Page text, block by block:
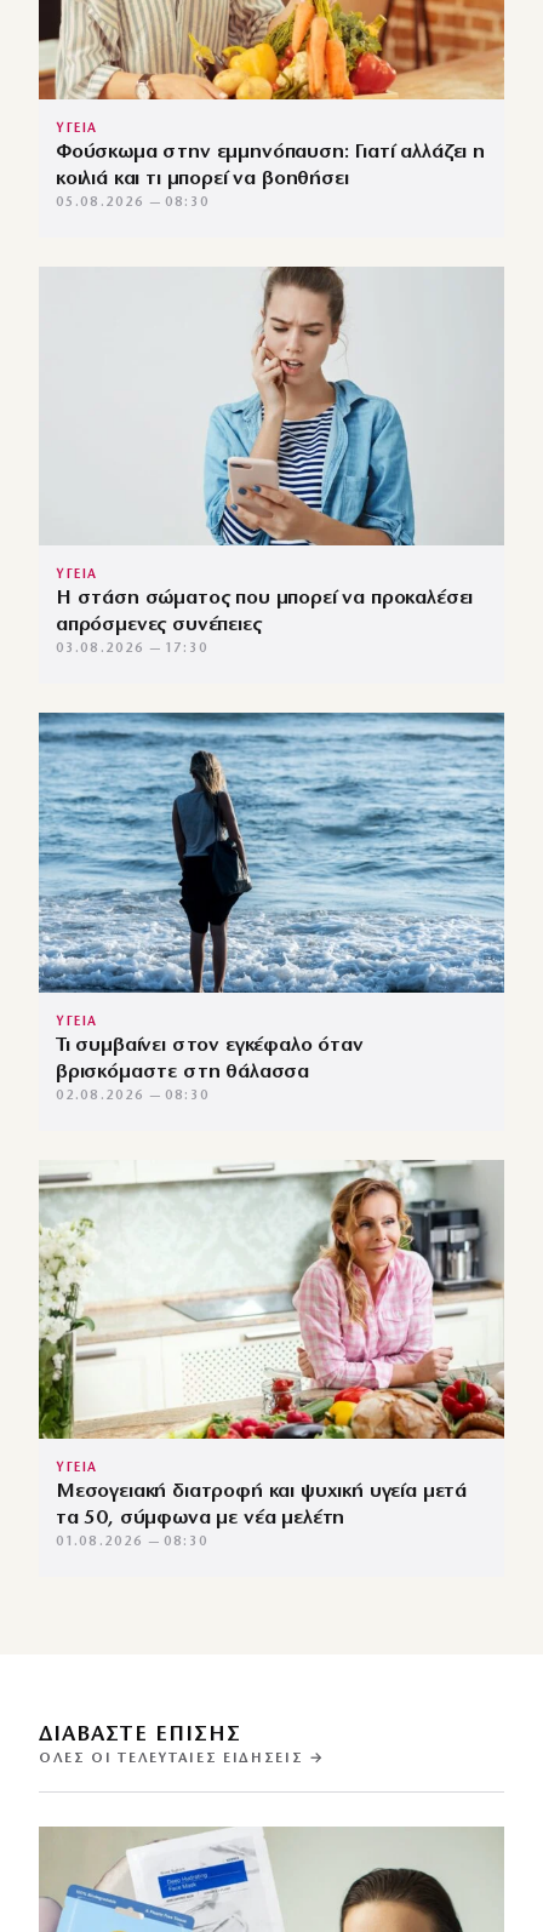
ΥΓΕΙΑ
Φούσκωμα στην εμμηνόπαυση: Γιατί αλλάζει η
κοιλιά και τι μπορεί να βοηθήσει
05.08.2026 — 08:30
ΥΓΕΙΑ
Η στάση σώματος που μπορεί να προκαλέσει
απρόσμενες συνέπειες
03.08.2026 — 17:30
ΥΓΕΙΑ
Τι συμβαίνει στον εγκέφαλο όταν
βρισκόμαστε στη θάλασσα
02.08.2026 — 08:30
ΥΓΕΙΑ
Μεσογειακή διατροφή και ψυχική υγεία μετά
τα 50, σύμφωνα με νέα μελέτη
01.08.2026 — 08:30
ΔΙΑΒΑΣΤΕ ΕΠΙΣΗΣ
ΌΛΕΣ ΟΙ ΤΕΛΕΥΤΑΊΕΣ ΕΙΔΉΣΕΙΣ →